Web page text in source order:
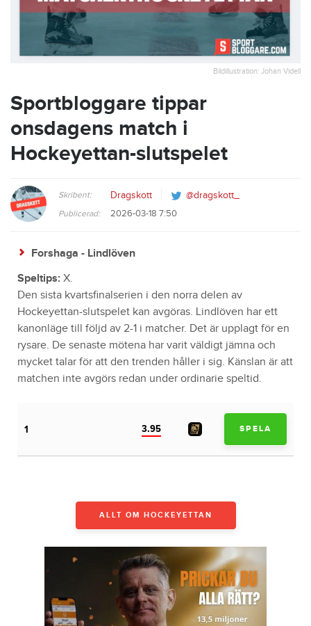
Bildillustration: Johan Videll
Sportbloggare tippar
onsdagens match i
Hockeyettan-slutspelet
Skribent: Dragskott @dragskott_
Publicerad: 2026-03-18 7:50
Forshaga - Lindlöven
Speltips: X.
Den sista kvartsfinalserien i den norra delen av
Hockeyettan-slutspelet kan avgöras. Lindlöven har ett
kanonläge till följd av 2-1 i matcher. Det är upplagt för en
rysare. De senaste mötena har varit väldigt jämna och
mycket talar för att den trenden håller i sig. Känslan är att
matchen inte avgörs redan under ordinarie speltid.
1 3.95 SPELA
ALLT OM HOCKEYETTAN